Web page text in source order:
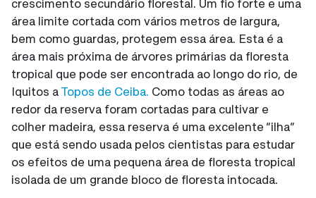
crescimento secundário florestal. Um fio forte e uma
área limite cortada com vários metros de largura,
bem como guardas, protegem essa área. Esta é a
área mais próxima de árvores primárias da floresta
tropical que pode ser encontrada ao longo do rio, de
Iquitos aTopos de Ceiba. Como todas as áreas ao
redor da reserva foram cortadas para cultivar e
colher madeira, essa reserva é uma excelente “ilha”
que está sendo usada pelos cientistas para estudar
os efeitos de uma pequena área de floresta tropical
isolada de um grande bloco de floresta intocada.